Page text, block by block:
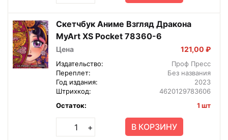
Скетчбук Аниме Взгляд Дракона
MyArt XS Pocket 78360-6
Цена 121,00 ₽
Издательство:
Проф Пресс
Переплет:
Без названия
Год издания:
2023
Штрихкод:
4620129783606
Остаток:
1 шт
+ В КОРЗИНУ